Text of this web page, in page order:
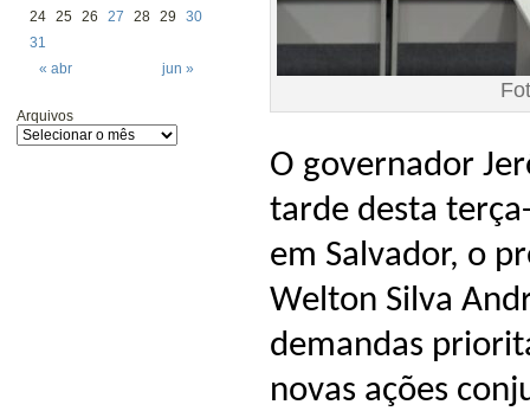
« abr jun »
24 25 26 27 28 29
30
31
Arquivos
O governador
tarde desta
em Salvador, o
Welton Silva
demandas
novas ações